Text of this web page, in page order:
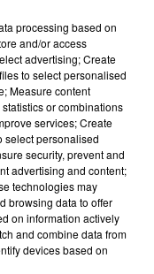
en termes
il ne répondait plus
enjeux de
véritable passoire
repenser et de
Nathalie
d’Argelès-
(…) Nous
m², où vous êtes
»
processing based on
and/or access
advertising; Create
to select personalised
Measure content
or combinations
services; Create
select personalised
security, prevent and
advertising and content;
technologies may
browsing data to offer
on information actively
and combine data from
devices based on